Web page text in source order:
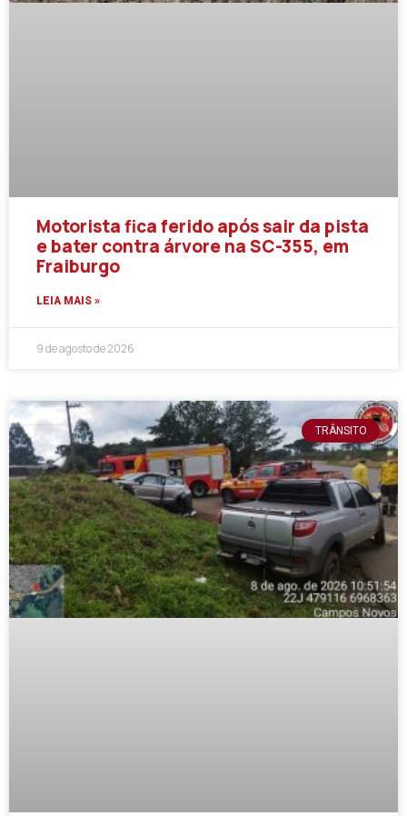
Motorista fica ferido após sair da pista
e bater contra árvore na SC-355, em
Fraiburgo
LEIA MAIS »
9 de agosto de 2026
TRÂNSITO